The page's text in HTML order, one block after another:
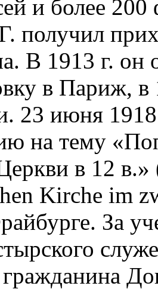
и более
получил
В 1913 г. он
в Париж, в
23 июня
на тему
в 12
Kirche im
За